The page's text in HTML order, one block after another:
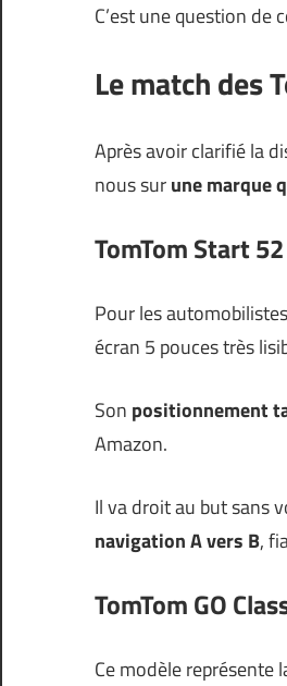
C’est une question de
Le match des
Après avoir clarifié la
nous surune marque
TomTom Start
Pour les
écran 5 pouces très
Son positionnement
Amazon.
Il va droit au but sans
navigation A vers B,
TomTom GO
Ce modèle représente